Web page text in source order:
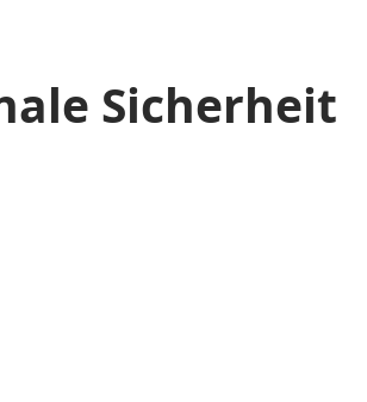
Sicherheit